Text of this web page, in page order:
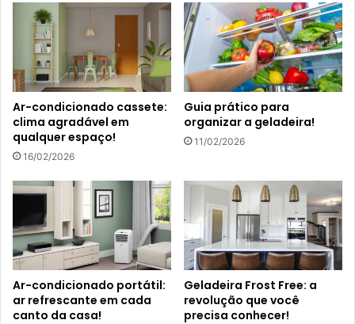
Ar-condicionado cassete:
clima agradável em
qualquer espaço!
16/02/2026
Guia prático para
organizar a geladeira!
11/02/2026
Ar-condicionado portátil:
ar refrescante em cada
canto da casa!
Geladeira Frost Free: a
revolução que você
precisa conhecer!